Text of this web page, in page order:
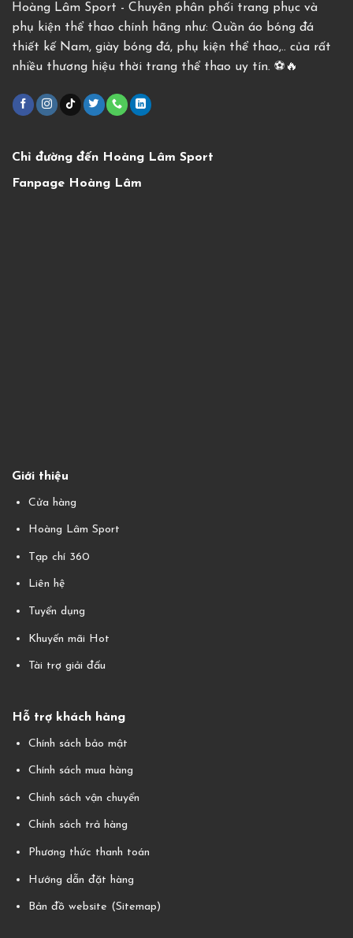
Hoàng Lâm Sport - Chuyên phân phối trang phục và
phụ kiện thể thao chính hãng như: Quần áo bóng đá
thiết kế Nam, giày bóng đá, phụ kiện thể thao,.. của rất
nhiều thương hiệu thời trang thể thao uy tín. ⚽️🔥
Giới thiệu
Cửa hàng
Hoàng Lâm Sport
Tạp chí 360
Liên hệ
Tuyển dụng
Khuyến mãi Hot
Tài trợ giải đấu
Hỗ trợ khách hàng
Chính sách bảo mật
Chính sách mua hàng
Chính sách vận chuyển
Chính sách trả hàng
Phương thức thanh toán
Hướng dẫn đặt hàng
Bản đồ website (Sitemap)
Chỉ đường đến Hoàng Lâm Sport
Fanpage Hoàng Lâm